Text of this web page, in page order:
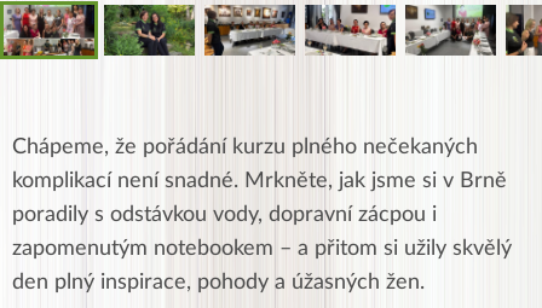
Chápeme, že pořádání kurzu plného nečekaných
komplikací není snadné. Mrkněte, jak jsme si v Brně
poradily s odstávkou vody, dopravní zácpou i
zapomenutým notebookem – a přitom si užily skvělý
den plný inspirace, pohody a úžasných žen.